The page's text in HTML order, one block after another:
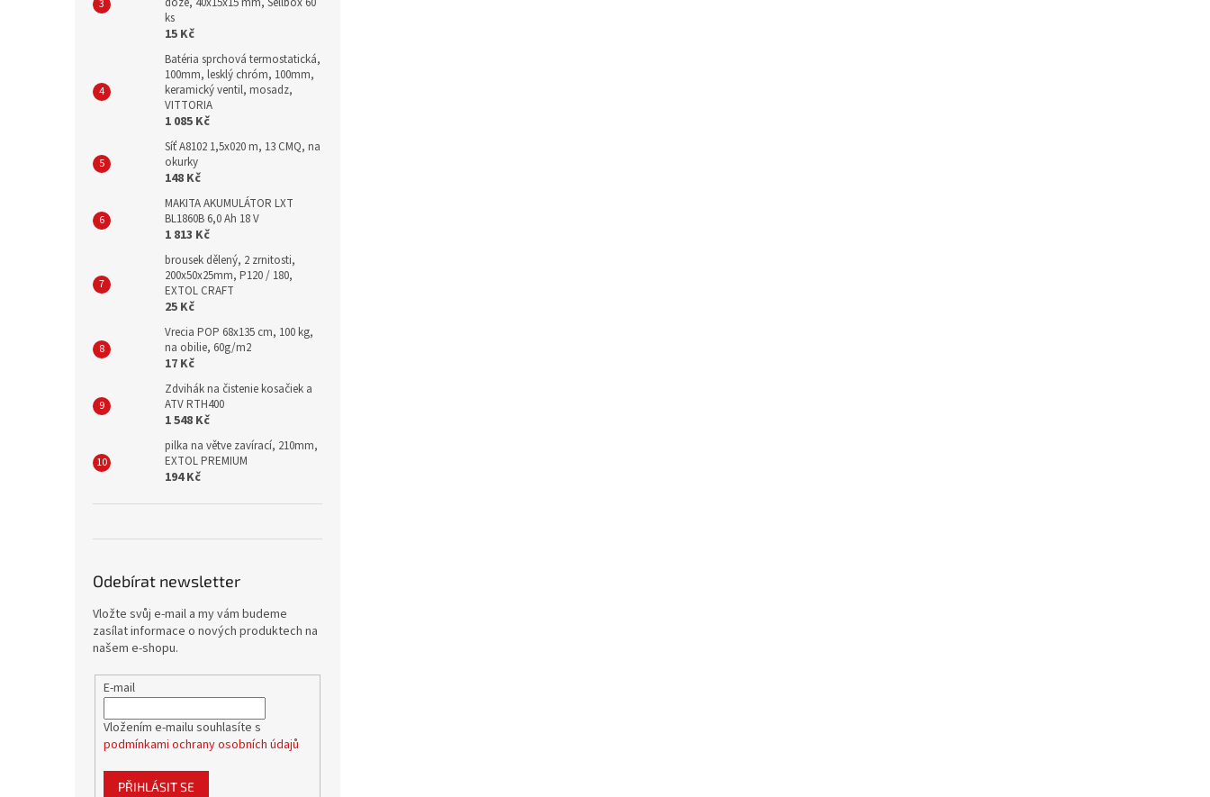
ks
15 Kč
Batéria sprchová termostatická,
100mm, lesklý chróm, 100mm,
keramický ventil, mosadz,
VITTORIA
1 085 Kč
Síť A8102 1,5x020 m, 13 CMQ, na
okurky
148 Kč
MAKITA AKUMULÁTOR LXT
BL1860B 6,0 Ah 18 V
1 813 Kč
brousek dělený, 2 zrnitosti,
200x50x25mm, P120 / 180,
EXTOL CRAFT
25 Kč
Vrecia POP 68x135 cm, 100 kg,
na obilie, 60g/m2
17 Kč
Zdvihák na čistenie kosačiek a
ATV RTH400
1 548 Kč
pilka na větve zavírací, 210mm,
EXTOL PREMIUM
194 Kč
Odebírat newsletter
Vložte svůj e-mail a my vám budeme
zasílat informace o nových produktech na
našem e-shopu.
E-mail
Vložením e-mailu souhlasíte s
podmínkami ochrany osobních údajů
PŘIHLÁSIT SE